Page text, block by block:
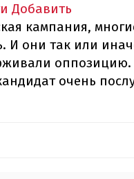
Добавить
кампания,
И они так или
оппозицию.
очень